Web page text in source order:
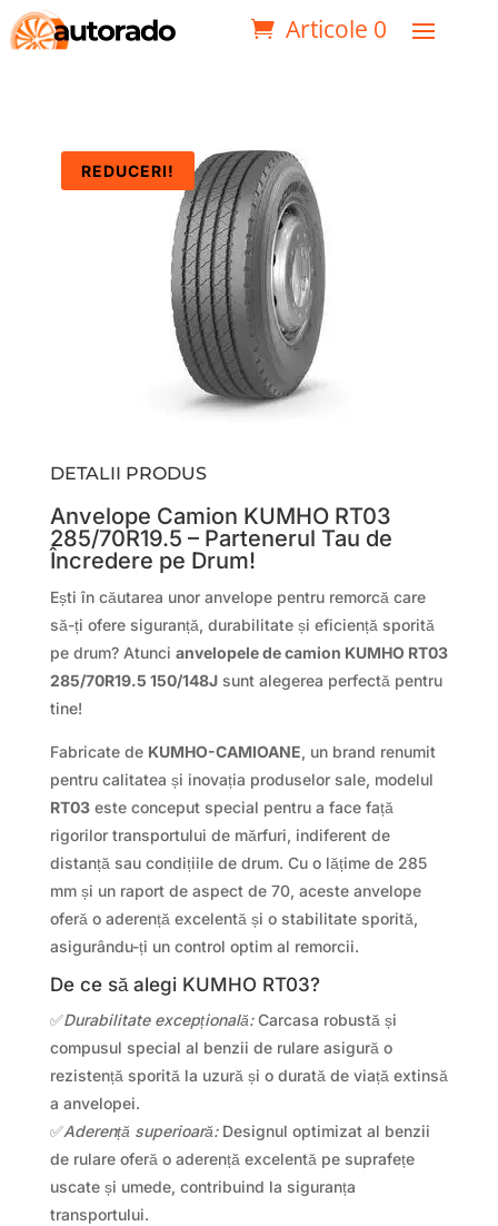
Articole 0
REDUCERI!
DETALII PRODUS
Anvelope Camion KUMHO RT03
285/70R19.5 – Partenerul Tau de
Încredere pe Drum!
Ești în căutarea unor anvelope pentru remorcă care
să-ți ofere siguranță, durabilitate și eficiență sporită
pe drum? Atunci anvelopele de camion KUMHO RT03
285/70R19.5 150/148Jsunt alegerea perfectă pentru
tine!
Fabricate de KUMHO-CAMIOANE, un brand renumit
pentru calitatea și inovația produselor sale, modelul
RT03este conceput special pentru a face față
rigorilor transportului de mărfuri, indiferent de
distanță sau condițiile de drum. Cu o lățime de 285
mm și un raport de aspect de 70, aceste anvelope
oferă o aderență excelentă și o stabilitate sporită,
asigurându-ți un control optim al remorcii.
De ce să alegi KUMHO RT03?
✅Durabilitate excepțională:Carcasa robustă și
compusul special al benzii de rulare asigură o
rezistență sporită la uzură și o durată de viață extinsă
a anvelopei.
✅Aderență superioară:Designul optimizat al benzii
de rulare oferă o aderență excelentă pe suprafețe
uscate și umede, contribuind la siguranța
transportului.